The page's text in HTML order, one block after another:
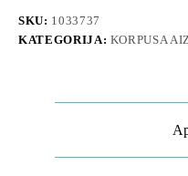
statīvu
-
SKU: 1033737
KATEGORIJA: KORPUSA